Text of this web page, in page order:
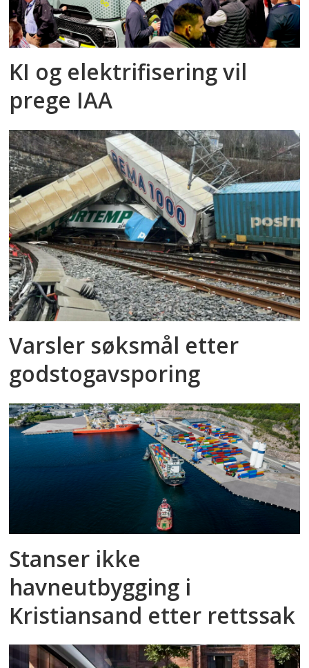
KI og elektrifisering vil
prege IAA
Varsler søksmål etter
godstog­avsporing
Stanser ikke
havneutbygging i
Kristiansand etter rettssak